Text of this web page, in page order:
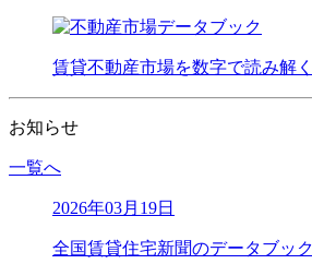
賃貸不動産市場を数字で読み解
お知らせ
一覧へ
2026年03月19日
全国賃貸住宅新聞のデータブッ